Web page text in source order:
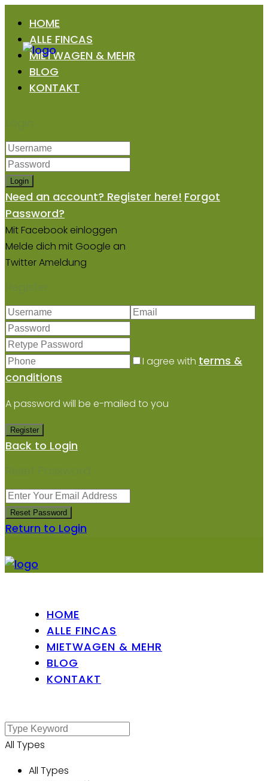
HOME
ALLE FINCAS
MIETWAGEN & MEHR
BLOG
KONTAKT
Login
Login
Need an account? Register here! Forgot
Password?
Mit Facebook einloggen
Melde dich mit Google an
Twitter Ameldung
Register
I agree with terms &
conditions
A password will be e-mailed to you
Register
Back to Login
Reset Password
Reset Password
Return to Login
HOME
ALLE FINCAS
MIETWAGEN & MEHR
BLOG
KONTAKT
All Types
All Types